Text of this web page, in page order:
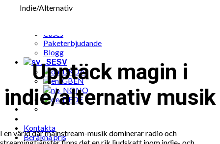
Pris
Cases
Paketerbjudande
Blogg
SV
DA
EN
NO
DE
Kontakta
Beräkna pris
Indie/Alternativ
Upptäck magin i
indie/alternativ musik
I en värld där mainstream-musik dominerar radio och